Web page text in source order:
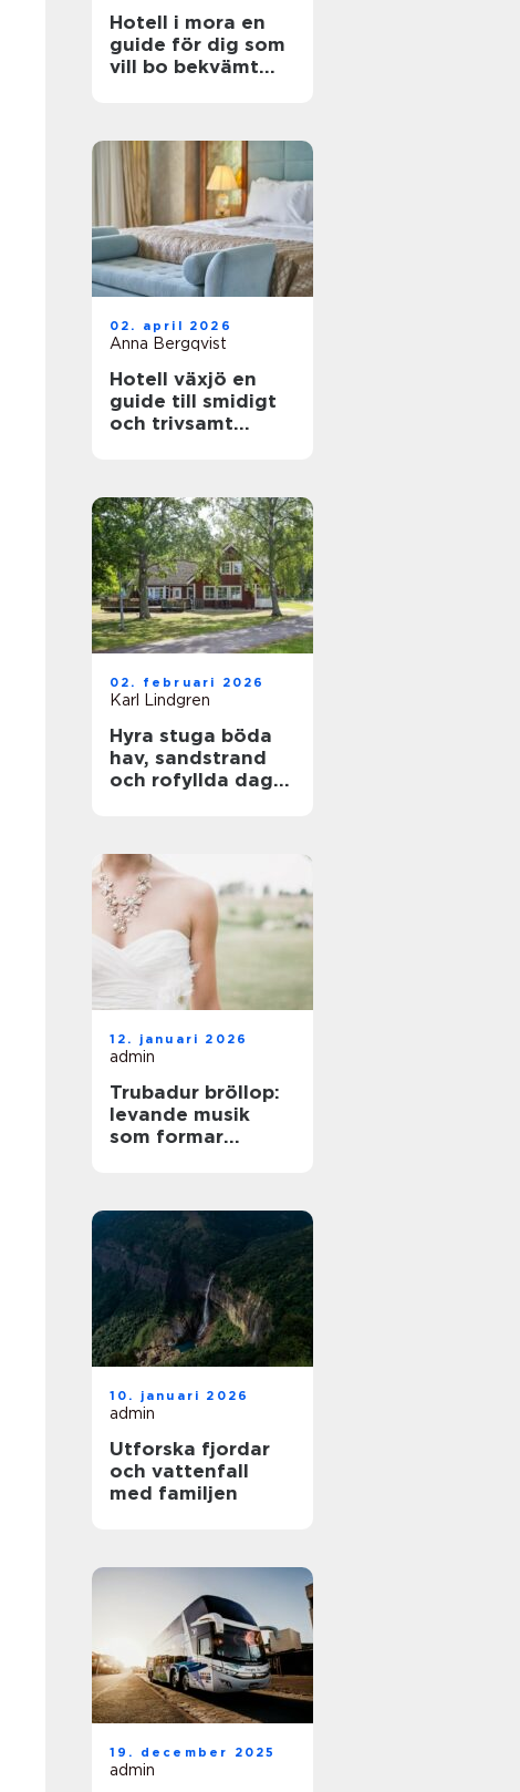
Hotell i mora en
guide för dig som
vill bo bekvämt
02. april 2026
Anna Bergqvist
Hotell växjö en
guide till smidigt
och trivsamt
02. februari 2026
Karl Lindgren
Hyra stuga böda
hav, sandstrand
och rofyllda dagar
12. januari 2026
admin
Trubadur bröllop:
levande musik
som formar
10. januari 2026
admin
Utforska fjordar
och vattenfall
med familjen
19. december 2025
admin